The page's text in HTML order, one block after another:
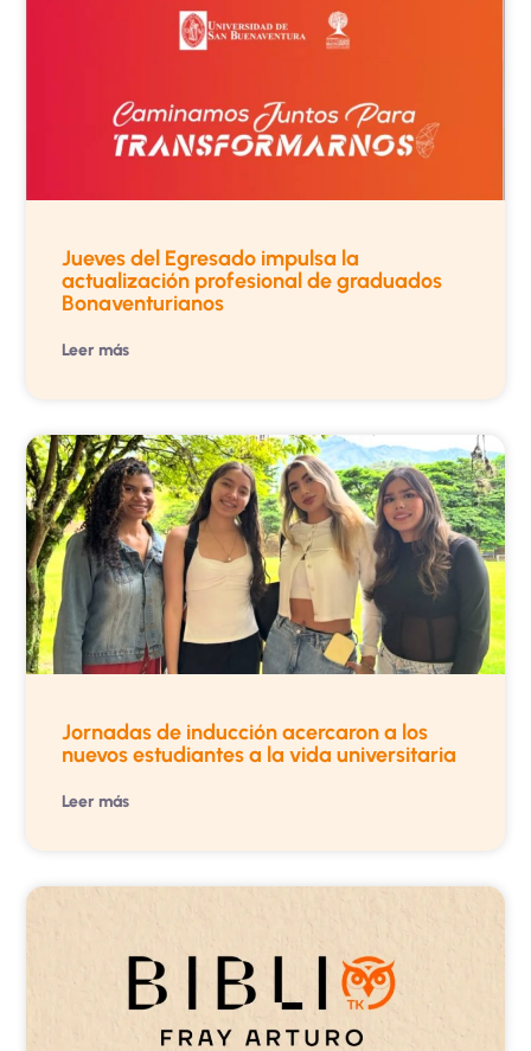
Jueves del Egresado impulsa la
actualización profesional de graduados
Bonaventurianos
Leer más
Jornadas de inducción acercaron a los
nuevos estudiantes a la vida universitaria
Leer más